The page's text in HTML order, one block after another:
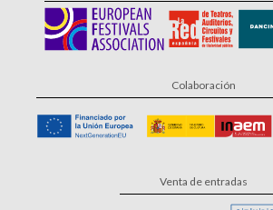
Colaboración
Venta de entradas